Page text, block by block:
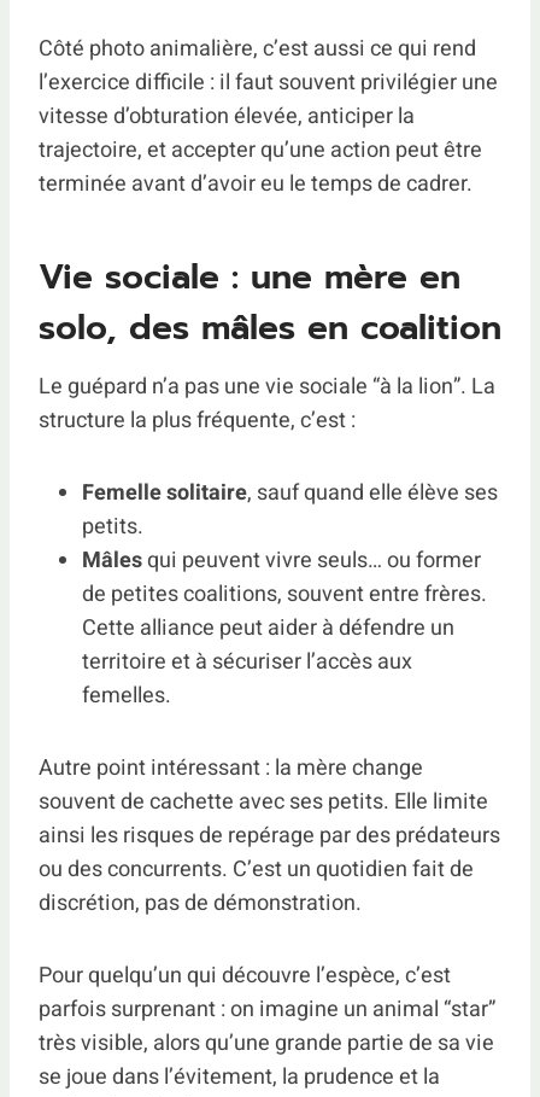
Côté photo animalière, c’est aussi ce qui rend
l’exercice difficile : il faut souvent privilégier une
vitesse d’obturation élevée, anticiper la
trajectoire, et accepter qu’une action peut être
terminée avant d’avoir eu le temps de cadrer.
Vie sociale : une mère en
solo, des mâles en coalition
Le guépard n’a pas une vie sociale “à la lion”. La
structure la plus fréquente, c’est :
Femelle solitaire, sauf quand elle élève ses
petits.
Mâlesqui peuvent vivre seuls… ou former
de petites coalitions, souvent entre frères.
Cette alliance peut aider à défendre un
territoire et à sécuriser l’accès aux
femelles.
Autre point intéressant : la mère change
souvent de cachette avec ses petits. Elle limite
ainsi les risques de repérage par des prédateurs
ou des concurrents. C’est un quotidien fait de
discrétion, pas de démonstration.
Pour quelqu’un qui découvre l’espèce, c’est
parfois surprenant : on imagine un animal “star”
très visible, alors qu’une grande partie de sa vie
se joue dans l’évitement, la prudence et la